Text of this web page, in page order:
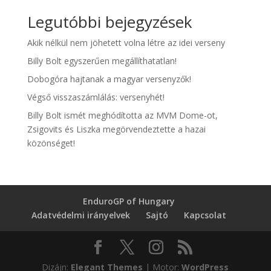
Legutóbbi bejegyzések
Akik nélkül nem jöhetett volna létre az idei verseny
Billy Bolt egyszerűen megállíthatatlan!
Dobogóra hajtanak a magyar versenyzők!
Végső visszaszámlálás: versenyhét!
Billy Bolt ismét meghódította az MVM Dome-ot,
Zsigovits és Liszka megörvendeztette a hazai
közönséget!
EnduroGP of Hungary
Adatvédelmi irányelvek
Sajtó Kapcsolat
Dizájn: Elegant Themes | Motor:WordPress